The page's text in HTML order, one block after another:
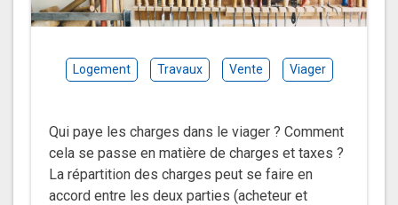
Logement Travaux Vente Viager
Qui paye les charges dans le viager ? Comment
cela se passe en matière de charges et taxes ?
La répartition des charges peut se faire en
accord entre les deux parties (acheteur et